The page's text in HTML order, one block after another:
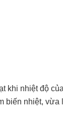
khi nhiệt độ
biến nhiệt,